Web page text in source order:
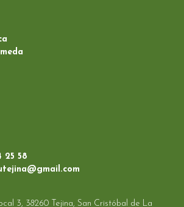
25 58
3, 38260 Tejina, San Cristóbal de La